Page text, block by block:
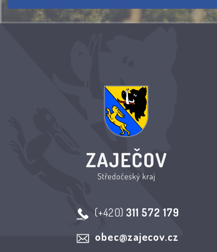
(+420) 311 572 179
obec@zajecov.cz